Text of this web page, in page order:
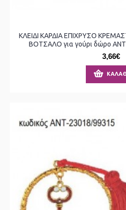
ΚΛΕΙΔΙ ΚΑΡΔΙΑ ΕΠΙΧΡΥΣΟ
ΒΟΤΣΑΛΟ για γούρι δώρο
3,66€